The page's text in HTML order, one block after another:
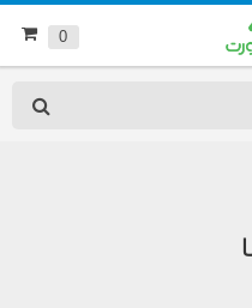
0